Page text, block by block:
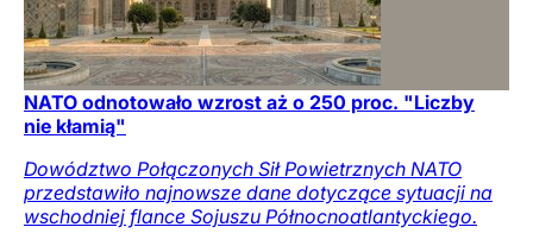
NATO odnotowało wzrost aż o 250 proc. "Liczby
nie kłamią"
Dowództwo Połączonych Sił Powietrznych NATO
przedstawiło najnowsze dane dotyczące sytuacji na
wschodniej flance Sojuszu Północnoatlantyckiego.